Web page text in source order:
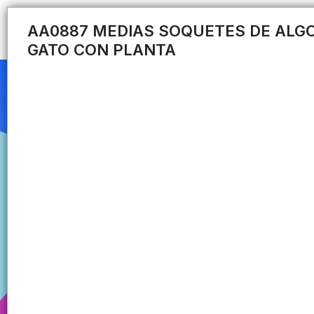
AA0887 MEDIAS SOQUETES DE
GATO CON PLANTA